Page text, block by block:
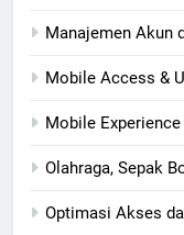
Manajemen Akun
Mobile Access &
Mobile
Olahraga, Sepak
Optimasi Akses